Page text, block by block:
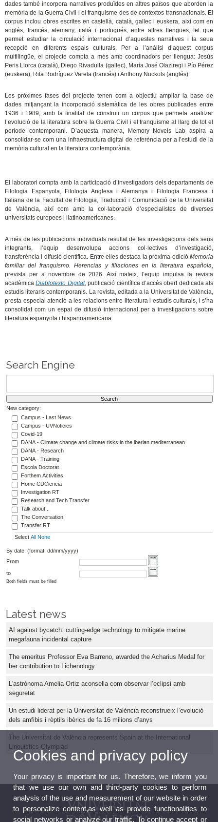
dades també incorpora narratives produïdes en altres països que aborden la
memòria de la Guerra Civil i el franquisme des de contextos transnacionals. El
corpus inclou obres escrites en castellà, català, gallec i euskera, així com en
anglés, francés, alemany, italià i portugués, entre altres llengües, fet que
permet estudiar la circulació internacional d’aquestes narratives i la seua
recepció en diferents espais culturals. Per a l’anàlisi d’aquest corpus
multilingüe, el projecte compta a més amb coordinadors per llengua: Jesús
Peris Llorca (català), Diego Rivadulla (gallec), María José Olaziregi i Pío Pérez
(euskera), Rita Rodríguez Varela (francés) i Anthony Nuckols (anglés).
Les pròximes fases del projecte tenen com a objectiu ampliar la base de
dades mitjançant la incorporació sistemàtica de les obres publicades entre
1936 i 1989, amb la finalitat de construir un corpus que permeta analitzar
l’evolució de la literatura sobre la Guerra Civil i el franquisme al llarg de tot el
període contemporani. D’aquesta manera, Memory Novels Lab aspira a
consolidar-se com una infraestructura digital de referència per a l’estudi de la
memòria cultural en la literatura contemporània.
El laboratori compta amb la participació d’investigadors dels departaments de
Filologia Espanyola, Filologia Anglesa i Alemanya i Filologia Francesa i
Italiana de la Facultat de Filologia, Traducció i Comunicació de la Universitat
de València, així com amb la col·laboració d’especialistes de diverses
universitats europees i llatinoamericanes.
A més de les publicacions individuals resultat de les investigacions dels seus
integrants, l’equip desenvolupa accions col·lectives d’investigació,
transferència i difusió científica. Entre elles destaca la pròxima edicióMemoria
familiar del franquismo. Herencias y filiaciones en la literatura española,
prevista per a novembre de 2026. Així mateix, l’equip impulsa la revista
acadèmicaDiablotexto Digital, publicació científica d’accés obert dedicada als
estudis literaris contemporanis. La revista, editada a la Universitat de València,
presta especial atenció a les relacions entre literatura i estudis culturals, i s’ha
consolidat com un espai de difusió internacional per a investigacions sobre
literatura espanyola i hispanoamericana.
Search Engine
New category:
Campus - Last News
Campus - UVNoticies
Covid-19
DANA - Climate change and climate risks in the iberian mediterranean
DANA - Research
DANA - Training
Escola Doctorat
Forthem Activities
Home CDCiencia
Investigation RT
Research and Tech Transfer
Talk about...
The Conversation
Transfer RT
Select All None
By date: (format: dd/mm/yyyy)
From
to
Both fields must be filled
Latest news
AI against bycatch: cutting-edge technology to mitigate marine
megafauna incidental capture
The emeritus Professor Eva Barreno, awarded the Acharius Medal for
her contribution to Lichenology
L'astrònoma Amelia Ortiz aconsella com observar l’eclipsi amb
seguretat
Un estudi liderat per la Universitat de València reconstrueix l’evolució
dels amfibis i rèptils ibèrics de fa 16 milions d’anys
The Universitat de València represents Spain at the International
Linguistics Olympiad
Cookies and privacy policy
Your privacy is important for us. Therefore, we inform you
that we use our own and third-party cookies to perform
analysis of the use and measurement of our website in order
to personalize content,as well as provide functionalities to
social networks or analyze our traffic. To continue accept or